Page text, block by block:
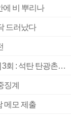
에 비 뿌리나
드러났다
[2026 부산청소년극지체험탐험대 현장르포] 3회 : 석탄 탄광촌에서 북극 연구의 중심지로
징계
메모 제출